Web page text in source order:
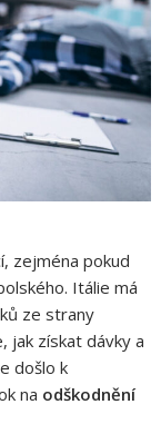
zejména pokud
Itálie má
ze strany
jak získat dávky a
došlo k
na odškodnění